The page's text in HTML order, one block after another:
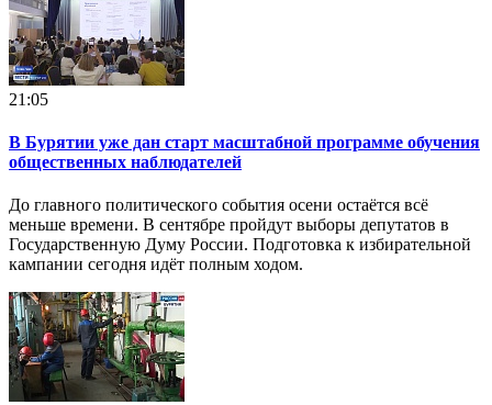
21:05
В Бурятии уже дан старт масштабной программе обучения
общественных наблюдателей
До главного политического события осени остаётся всё
меньше времени. В сентябре пройдут выборы депутатов в
Государственную Думу России. Подготовка к избирательной
кампании сегодня идёт полным ходом.